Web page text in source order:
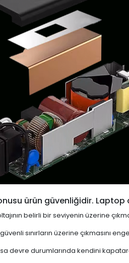
ürün güvenliğidir.
belirli bir seviyenin üzerine
güvenli sınırların üzerine
devre durumlarında kendini